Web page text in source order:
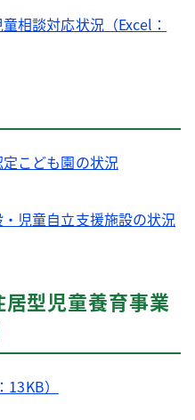
相談対応状況（Excel：
こども園の状況
児童自立支援施設の状況
型児童養育事業
）